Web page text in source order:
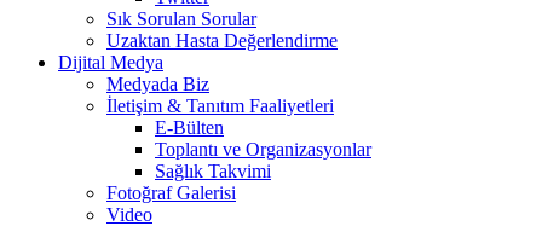
Sık Sorulan Sorular
Uzaktan Hasta Değerlendirme
Dijital Medya
Medyada Biz
İletişim & Tanıtım Faaliyetleri
E-Bülten
Toplantı ve Organizasyonlar
Sağlık Takvimi
Fotoğraf Galerisi
Video